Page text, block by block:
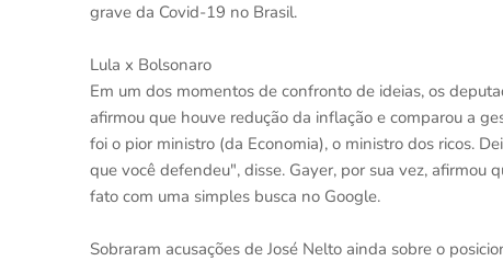
grave da Covid-19 no Brasil.
Lula x Bolsonaro
Em um dos momentos de confronto de ideias, os
afirmou que houve redução da inflação e comparou a
foi o pior ministro (da Economia), o ministro dos ricos.
que você defendeu", disse. Gayer, por sua vez, afirmou
fato com uma simples busca no Google.
Sobraram acusações de José Nelto ainda sobre o